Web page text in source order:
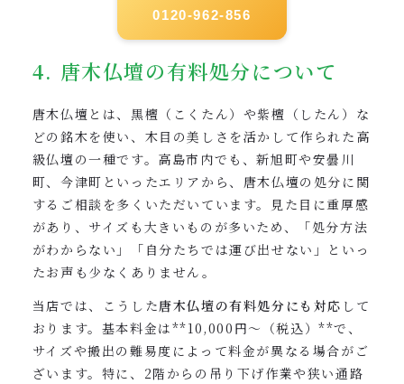
0120-962-856
4. 唐木仏壇の有料処分について
唐木仏壇とは、黒檀（こくたん）や紫檀（したん）な
どの銘木を使い、木目の美しさを活かして作られた高
級仏壇の一種です。高島市内でも、新旭町や安曇川
町、今津町といったエリアから、唐木仏壇の処分に関
するご相談を多くいただいています。見た目に重厚感
があり、サイズも大きいものが多いため、「処分方法
がわからない」「自分たちでは運び出せない」といっ
たお声も少なくありません。
当店では、こうした唐木仏壇の有料処分にも対応 して
おります。基本料金は**10,000円〜（税込）**で、
サイズや搬出の難易度によって料金が異なる場合がご
ざいます。特に、2階からの吊り下げ作業や狭い通路